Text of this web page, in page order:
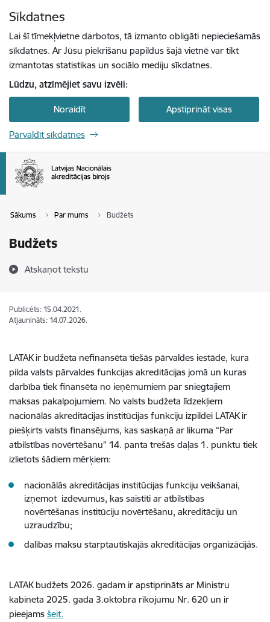
Sīkdatnes
Lai šī tīmekļvietne darbotos, tā izmanto obligāti nepieciešamās
sīkdatnes. Ar Jūsu piekrišanu papildus šajā vietnē var tikt
izmantotas statistikas un sociālo mediju sīkdatnes.
Lūdzu, atzīmējiet savu izvēli:
Noraidīt Apstiprināt visas
Pārvaldīt sīkdatnes
Sākums Par mums Budžets
Budžets
Atskaņot tekstu
Publicēts: 15.04.2021.
Atjaunināts: 14.07.2026.
LATAK ir budžeta nefinansēta tiešās pārvaldes iestāde, kura
pilda valsts pārvaldes funkcijas akreditācijas jomā un kuras
darbība tiek finansēta no ieņēmumiem par sniegtajiem
maksas pakalpojumiem. No valsts budžeta līdzekļiem
nacionālās akreditācijas institūcijas funkciju izpildei LATAK ir
piešķirts valsts finansējums, kas saskaņā ar likuma “Par
atbilstības novērtēšanu” 14. panta trešās daļas 1. punktu tiek
izlietots šādiem mērķiem:
nacionālās akreditācijas institūcijas funkciju veikšanai,
izņemot izdevumus, kas saistīti ar atbilstības
novērtēšanas institūciju novērtēšanu, akreditāciju un
uzraudzību;
dalības maksu starptautiskajās akreditācijas organizācijās.
LATAK budžets 2026. gadam ir apstiprināts ar Ministru
kabineta 2025. gada 3.oktobra rīkojumu Nr. 620 un ir
pieejams šeit.